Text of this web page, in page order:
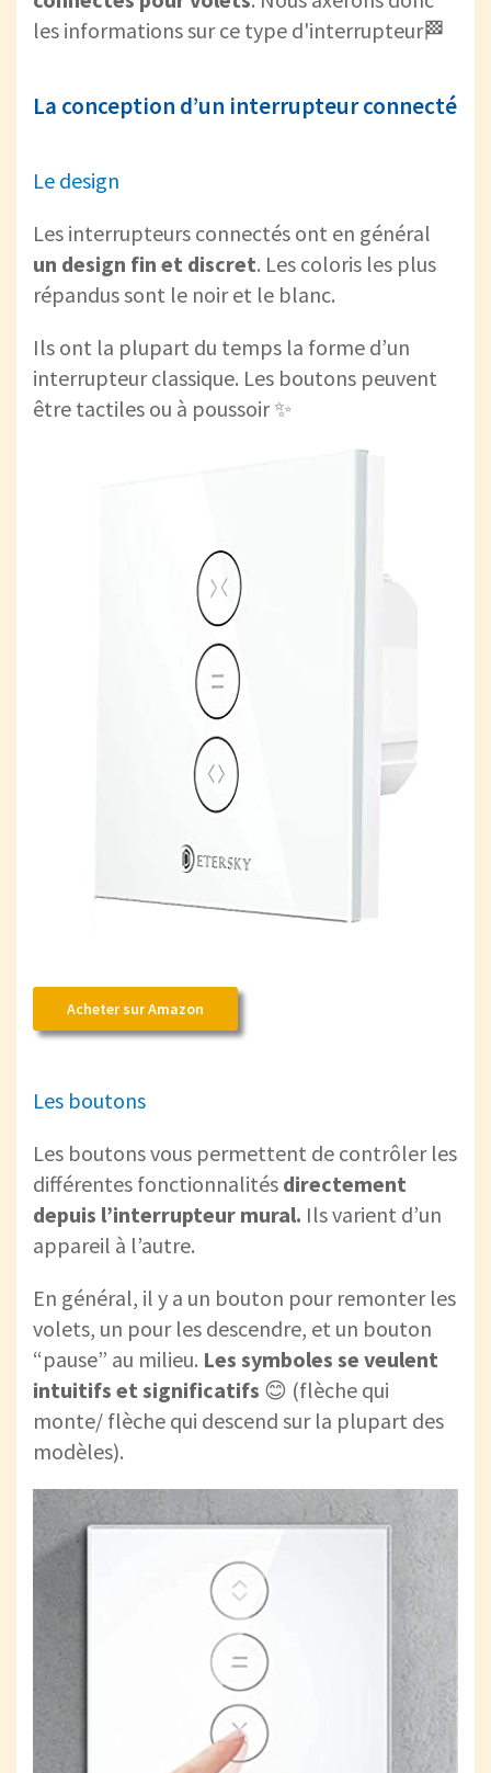
les informations sur ce type d'interrupteur🏁
La conception d’un interrupteur connecté
Le design
Les interrupteurs connectés ont en général
un design fin et discret. Les coloris les plus
répandus sont le noir et le blanc.
Ils ont la plupart du temps la forme d’un
interrupteur classique. Les boutons peuvent
être tactiles ou à poussoir ✨
Acheter sur Amazon
Les boutons
Les boutons vous permettent de contrôler les
différentes fonctionnalités directement
depuis l’interrupteur mural. Ils varient d’un
appareil à l’autre.
En général, il y a un bouton pour remonter les
volets, un pour les descendre, et un bouton
“pause” au milieu. Les symboles se veulent
intuitifs et significatifs 😊 (flèche qui
monte/ flèche qui descend sur la plupart des
modèles).